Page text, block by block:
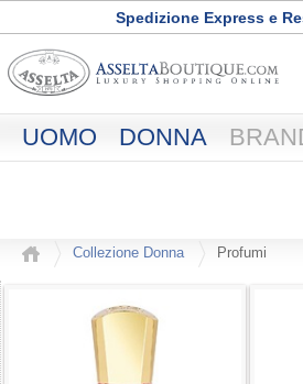
Spedizione Express e
UOMO DONNA
Collezione Donna Profumi